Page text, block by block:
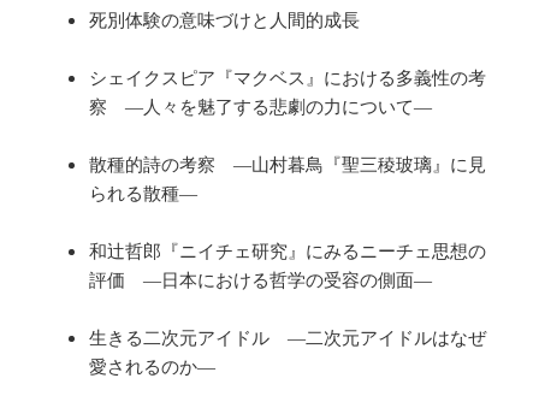
死別体験の意味づけと人間的成長
シェイクスピア『マクベス』における多義性の考
察 ―人々を魅了する悲劇の力について―
散種的詩の考察 ―山村暮鳥『聖三稜玻璃』に見
られる散種―
和辻哲郎『ニイチェ研究』にみるニーチェ思想の
評価 ―日本における哲学の受容の側面―
生きる二次元アイドル ―二次元アイドルはなぜ
愛されるのか―